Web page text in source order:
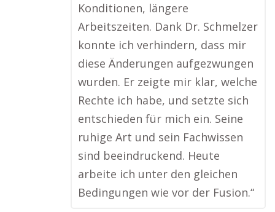
Konditionen, längere
Arbeitszeiten. Dank Dr. Schmelzer
konnte ich verhindern, dass mir
diese Änderungen aufgezwungen
wurden. Er zeigte mir klar, welche
Rechte ich habe, und setzte sich
entschieden für mich ein. Seine
ruhige Art und sein Fachwissen
sind beeindruckend. Heute
arbeite ich unter den gleichen
Bedingungen wie vor der Fusion.“